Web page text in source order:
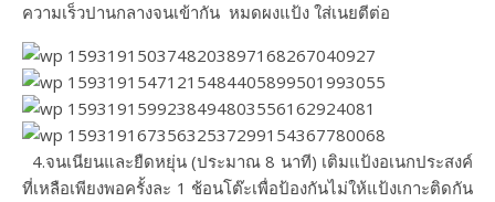
ความเร็วปานกลางจนเข้ากัน หมดผงแป้ง ใส่เนยตีต่อ
4.จนเนียนและยืดหยุ่น (ประมาณ 8 นาที) เติมแป้งอเนกประสงค์
ที่เหลือเพียงพอครั้งละ 1 ช้อนโต๊ะเพื่อป้องกันไม่ให้แป้งเกาะติดกัน